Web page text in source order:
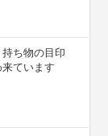
ち物の目印
ています